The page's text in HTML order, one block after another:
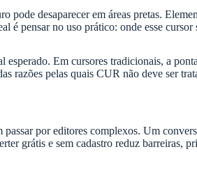
pode desaparecer em áreas pretas.
pensar no uso prático: onde esse cursor
Em cursores tradicionais, a
razões pelas quais CUR não deve ser
por editores complexos. Um
grátis e sem cadastro reduz barreiras,